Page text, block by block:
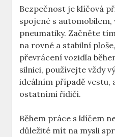
Bezpečnost je‍ klíčová
spojené s automobilem,
pneumatiky. Začněte
na rovné a stabilní
převrácení vozidla
silnici, používejte vždy
ideálním ​případě vestu,
ostatními⁢ řidiči.
Během ⁢práce ⁢s klíčem
důležité mít na mysli